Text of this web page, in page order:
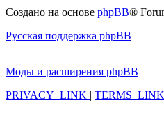
Создано на основе phpBB®
Русская поддержка phpBB
Моды и расширения phpBB
PRIVACY_LINK | TERMS_LINK